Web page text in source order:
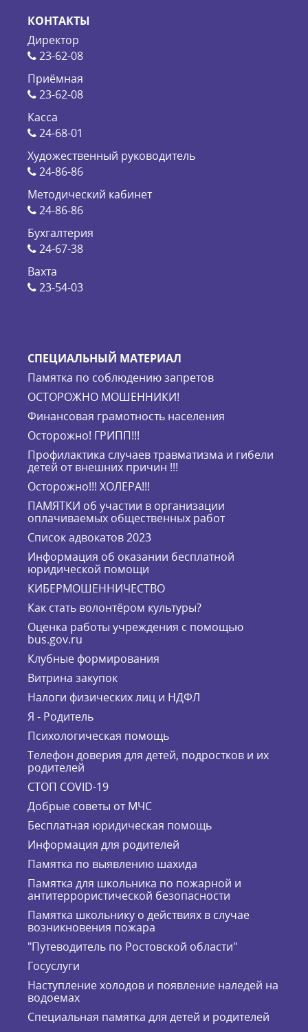
КОНТАКТЫ
Директор
23-62-08
Приёмная
23-62-08
Касса
24-68-01
Художественный руководитель
24-86-86
Методический кабинет
24-86-86
Бухгалтерия
24-67-38
Вахта
23-54-03
СПЕЦИАЛЬНЫЙ МАТЕРИАЛ
Памятка по соблюдению запретов
ОСТОРОЖНО МОШЕННИКИ!
Финансовая грамотность населения
Осторожно! ГРИПП!!!
Профилактика случаев травматизма и гибели
детей от внешних причин !!!
Осторожно!!! ХОЛЕРА!!!
ПАМЯТКИ об участии в организации
оплачиваемых общественных работ
Список адвокатов 2023
Информация об оказании бесплатной
юридической помощи
КИБЕРМОШЕННИЧЕСТВО
Как стать волонтёром культуры?
Оценка работы учреждения с помощью
bus.gov.ru
Клубные формирования
Витрина закупок
Налоги физических лиц и НДФЛ
Я - Родитель
Психологическая помощь
Телефон доверия для детей, подростков и их
родителей
СТОП COVID-19
Добрые советы от МЧС
Бесплатная юридическая помощь
Информация для родителей
Памятка по выявлению шахида
Памятка для школьника по пожарной и
антитеррористической безопасности
Памятка школьнику о действиях в случае
возникновения пожара
"Путеводитель по Ростовской области"
Госуслуги
Наступление холодов и появление наледей на
водоемах
Специальная памятка для детей и родителей